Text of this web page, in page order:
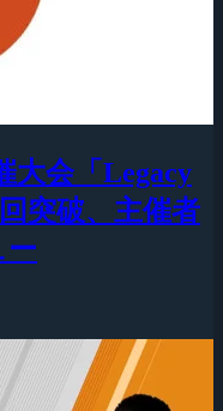
大会「Legacy
突破、主催者
ー